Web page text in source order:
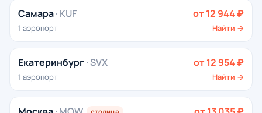
Самара· KUF
1 аэропорт
от 12 944 ₽
Найти →
Екатеринбург· SVX
1 аэропорт
от 12 954 ₽
Найти →